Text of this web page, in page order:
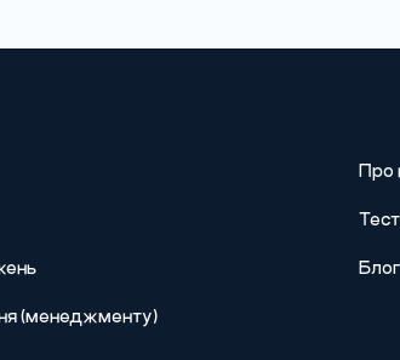
(менеджменту)
Про
Блог